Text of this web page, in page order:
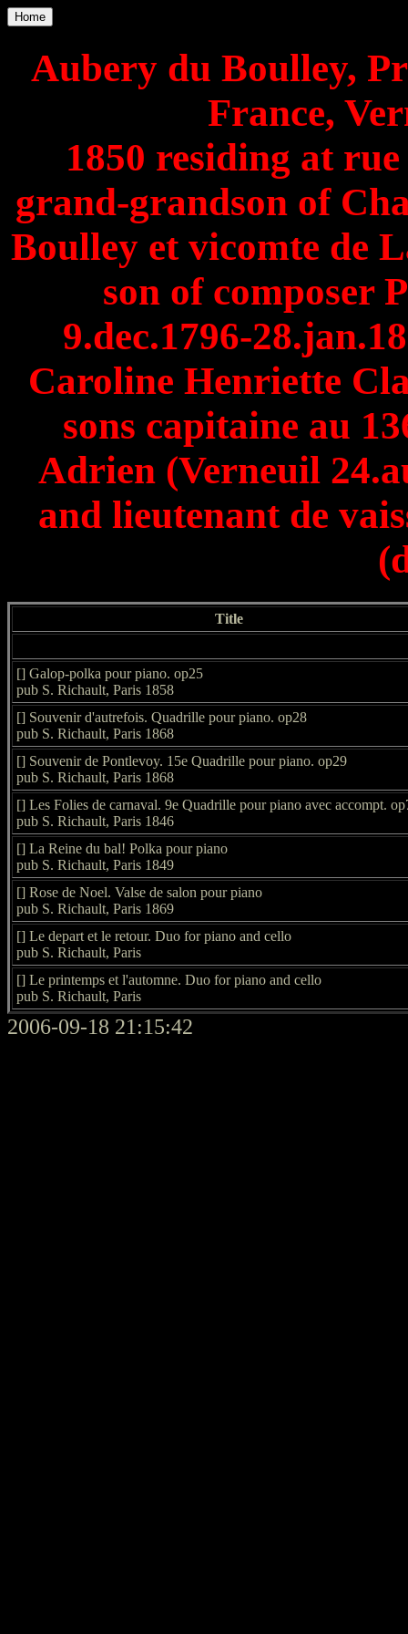
Home
Aubery du Boulley,
France,
1850 residing at
grand-grandson of
Boulley et vicomte de
son of composer
9.dec.1796-
Caroline Henriette
sons capitaine au
Adrien (Verneuil
and lieutenant de
Title
[] Galop-polka pour piano. op25
pub S. Richault, Paris 1858
[] Souvenir d'autrefois. Quadrille pour piano. op28
pub S. Richault, Paris 1868
[] Souvenir de Pontlevoy. 15e Quadrille pour piano. op29
pub S. Richault, Paris 1868
[] Les Folies de carnaval. 9e Quadrille pour piano avec accompt.
pub S. Richault, Paris 1846
[] La Reine du bal! Polka pour piano
pub S. Richault, Paris 1849
[] Rose de Noel. Valse de salon pour piano
pub S. Richault, Paris 1869
[] Le depart et le retour. Duo for piano and cello
pub S. Richault, Paris
[] Le printemps et l'automne. Duo for piano and cello
pub S. Richault, Paris
2006-09-18 21:15:42